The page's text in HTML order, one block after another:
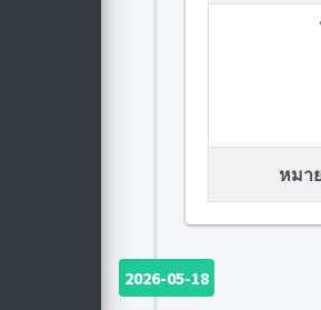
หมา
2026-05-18